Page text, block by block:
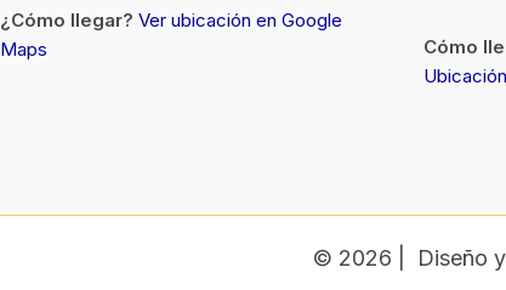
¿Cómo llegar? Ver ubicación en Google
Maps
Cómo
© 2026 | Diseño y